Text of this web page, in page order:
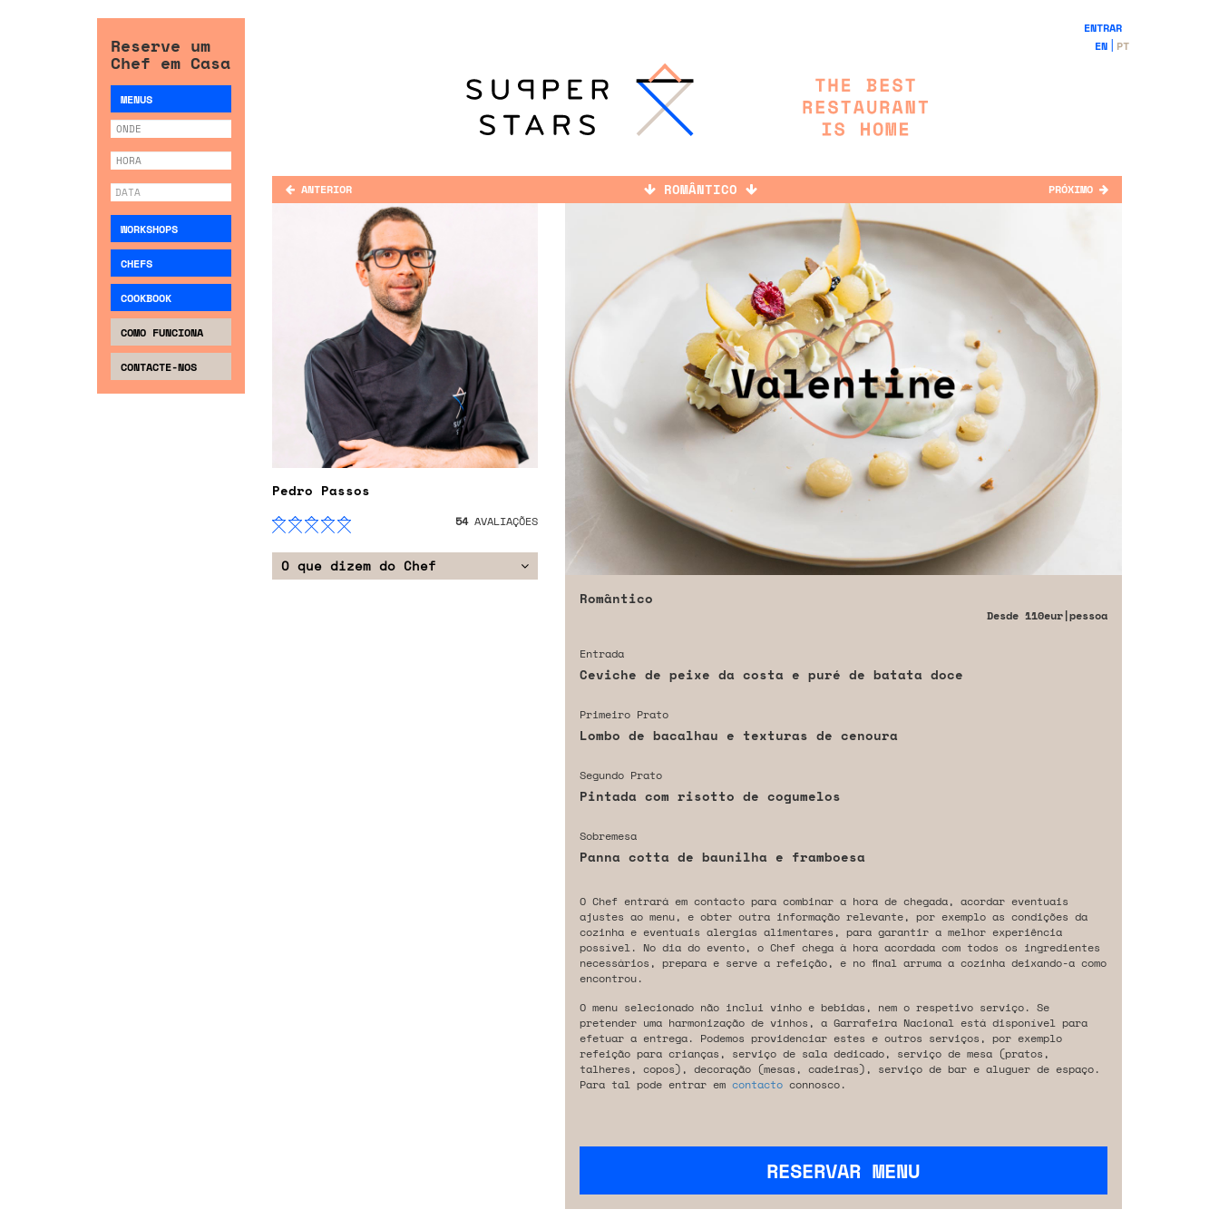
Reserve um
Chef em Casa
MENUS
WORKSHOPS
CHEFS
COOKBOOK
COMO FUNCIONA
CONTACTE-NOS
ENTRAR
EN
PT
ANTERIOR ROMÂNTICO PRÓXIMO
Pedro Passos
54AVALIAÇÕES
O que dizem do Chef
Romântico
Desde 110eur|pessoa
Entrada
Ceviche de peixe da costa e puré de batata doce
Primeiro Prato
Lombo de bacalhau e texturas de cenoura
Segundo Prato
Pintada com risotto de cogumelos
Sobremesa
Panna cotta de baunilha e framboesa
O Chef entrará em contacto para combinar a hora de chegada, acordar eventuais
ajustes ao menu, e obter outra informação relevante, por exemplo as condições da
cozinha e eventuais alergias alimentares, para garantir a melhor experiência
possível. No dia do evento, o Chef chega à hora acordada com todos os ingredientes
necessários, prepara e serve a refeição, e no final arruma a cozinha deixando-a como
encontrou.
O menu selecionado não inclui vinho e bebidas, nem o respetivo serviço. Se
pretender uma harmonização de vinhos, a Garrafeira Nacional está disponível para
efetuar a entrega. Podemos providenciar estes e outros serviços, por exemplo
refeição para crianças, serviço de sala dedicado, serviço de mesa (pratos,
talheres, copos), decoração (mesas, cadeiras), serviço de bar e aluguer de espaço.
Para tal pode entrar em contactoconnosco.
RESERVAR MENU